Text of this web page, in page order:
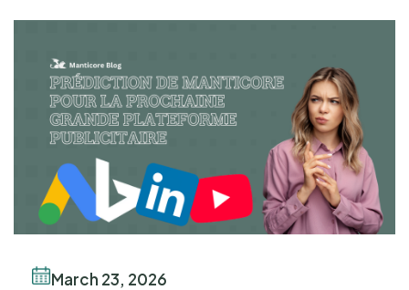
March 23, 2026